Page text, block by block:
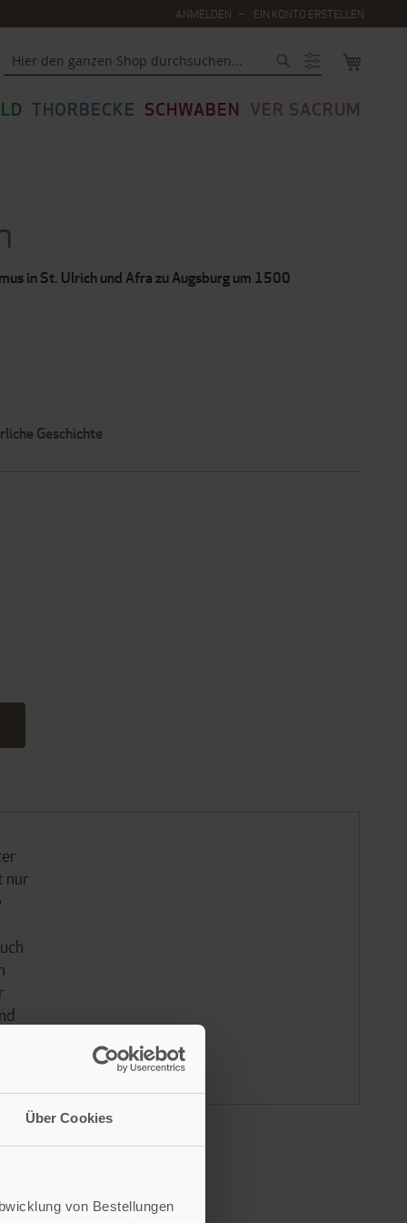
Über Cookies
von Bestellungen
ANMELDEN EIN KONTO ERSTELLEN
THORBECKE SCHWABEN VER SACRUM
in St. Ulrich und Afra zu Augsburg um 1500
Geschichte
nur